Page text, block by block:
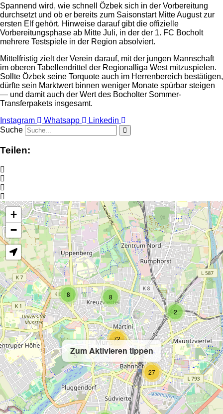
Spannend wird, wie schnell Özbek sich in der Vorbereitung
durchsetzt und ob er bereits zum Saisonstart Mitte August zur
ersten Elf gehört. Hinweise darauf gibt die offizielle
Vorbereitungsphase ab Mitte Juli, in der der 1. FC Bocholt
mehrere Testspiele in der Region absolviert.
Mittelfristig zielt der Verein darauf, mit der jungen Mannschaft
im oberen Tabellendrittel der Regionalliga West mitzuspielen.
Sollte Özbek seine Torquote auch im Herrenbereich bestätigen,
dürfte sein Marktwert binnen weniger Monate spürbar steigen
— und damit auch der Wert des Bocholter Sommer-
Transferpakets insgesamt.
Instagram
Whatsapp
Linkedin
Suche
Teilen:
Zum Aktivieren tippen
2
8 8
27
5
72
+
−